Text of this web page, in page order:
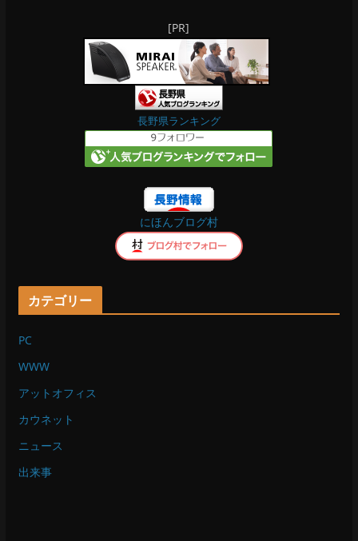
n
e
[PR]
長野県ランキング
にほんブログ村
カテゴリー
PC
WWW
アットオフィス
カウネット
ニュース
出来事